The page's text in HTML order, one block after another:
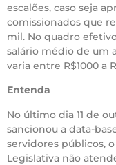
escalões, caso seja
comissionados que
mil. No quadro
salário médio de um
varia entre R$1000 a
Entenda
No último dia 11 de
sancionou a data-
servidores públicos,
Legislativa não